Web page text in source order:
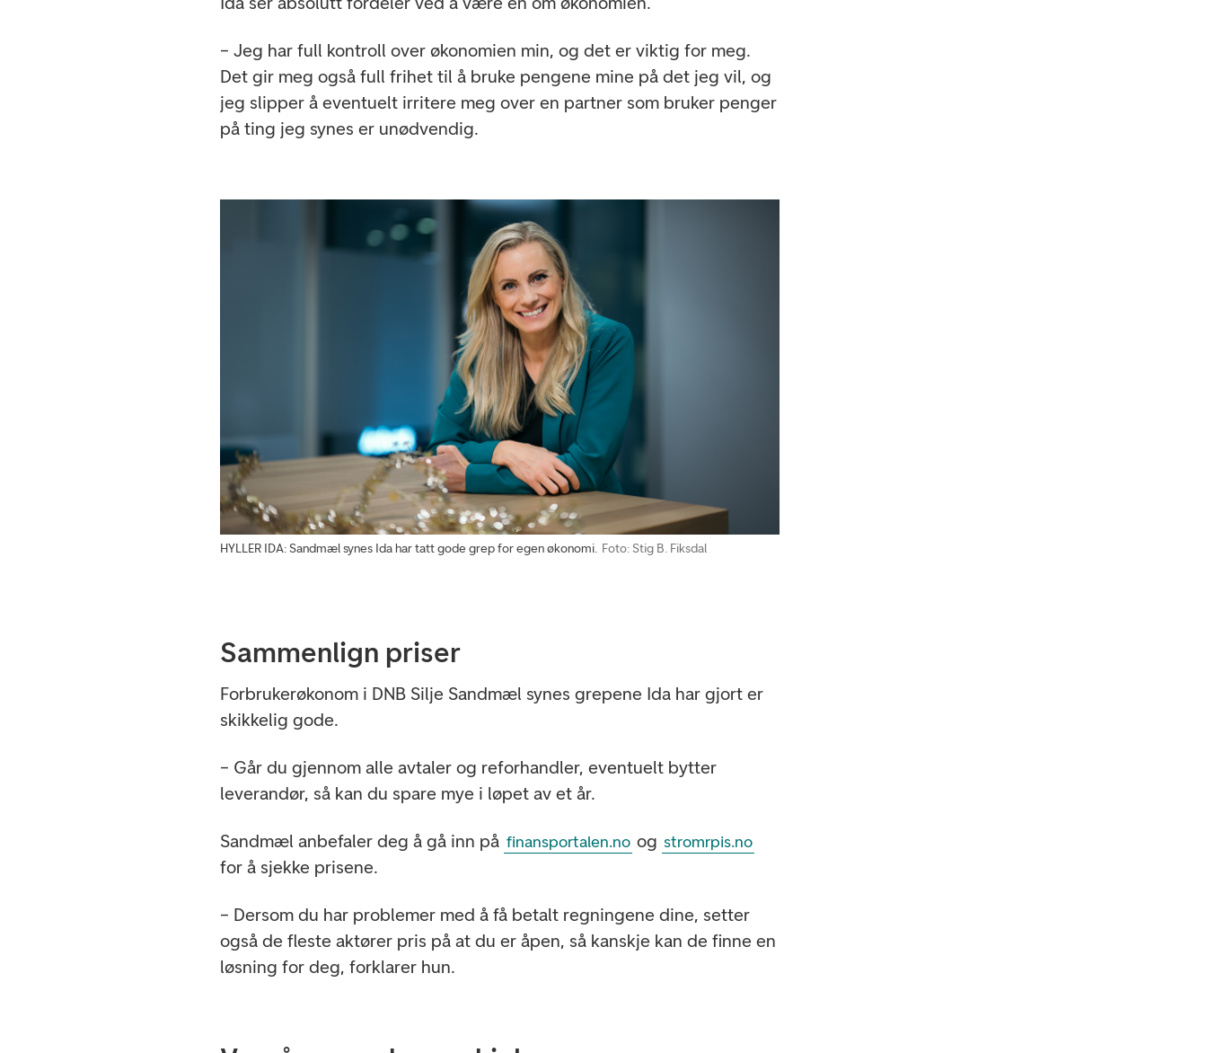
– Jeg har full kontroll over økonomien min, og det er viktig for meg.
Det gir meg også full frihet til å bruke pengene mine på det jeg vil, og
jeg slipper å eventuelt irritere meg over en partner som bruker penger
på ting jeg synes er unødvendig.
HYLLER IDA: Sandmæl synes Ida har tatt gode grep for egen økonomi. Foto: Stig B. Fiksdal
Sammenlign priser
Forbrukerøkonom i DNB Silje Sandmæl synes grepene Ida har gjort er
skikkelig gode.
– Går du gjennom alle avtaler og reforhandler, eventuelt bytter
leverandør, så kan du spare mye i løpet av et år.
Sandmæl anbefaler deg å gå inn på finansportalen.no og stromrpis.no
for å sjekke prisene.
– Dersom du har problemer med å få betalt regningene dine, setter
også de fleste aktører pris på at du er åpen, så kanskje kan de finne en
løsning for deg, forklarer hun.